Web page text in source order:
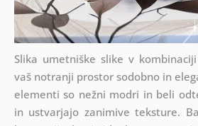
Slika umetniške slike v
vaš notranji prostor sodobno in
elementi so nežni modri in beli
in ustvarjajo zanimive teksture.